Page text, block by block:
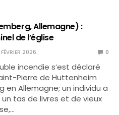
Allemagne) :
de l’église
2026 0
incendie s’est déclaré
Pierre de Huttenheim
Allemagne; un individu a
tas de livres et de vieux